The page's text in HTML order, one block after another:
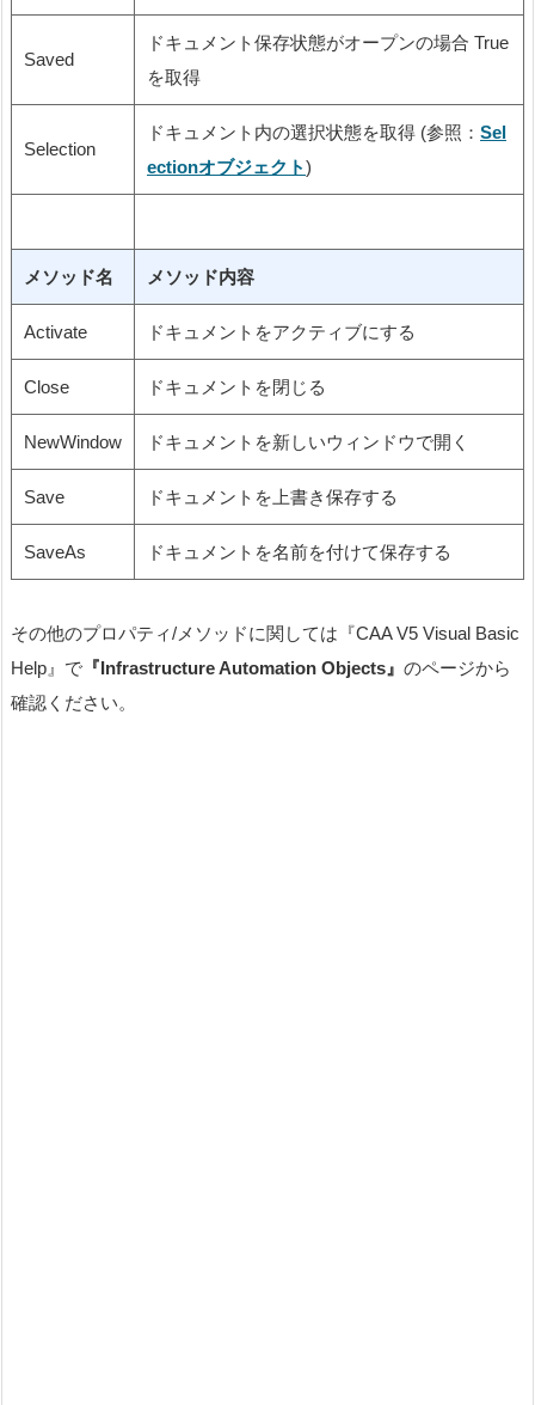
Saved
ドキュメント保存状態がオープンの場合 True
を取得
Selection
ドキュメント内の選択状態を取得 (参照： Sel
ectionオブジェクト)
メソッド名 メソッド内容
Activate ドキュメントをアクティブにする
Close ドキュメントを閉じる
NewWindow ドキュメントを新しいウィンドウで開く
Save ドキュメントを上書き保存する
SaveAs ドキュメントを名前を付けて保存する
その他のプロパティ/メソッドに関しては『CAA V5 Visual Basic
Help』で 『Infrastructure Automation Objects』 のページから
確認ください。